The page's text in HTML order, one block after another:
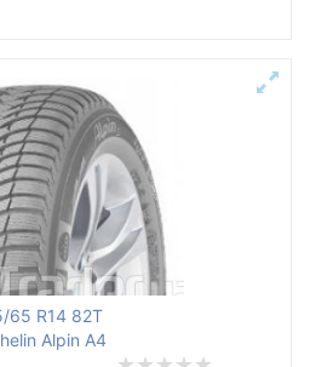
65 R14 82T
Alpin A4